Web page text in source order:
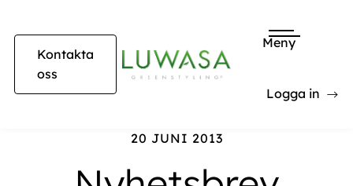
Kontakta
oss
Meny
Logga in
20 JUNI 2013